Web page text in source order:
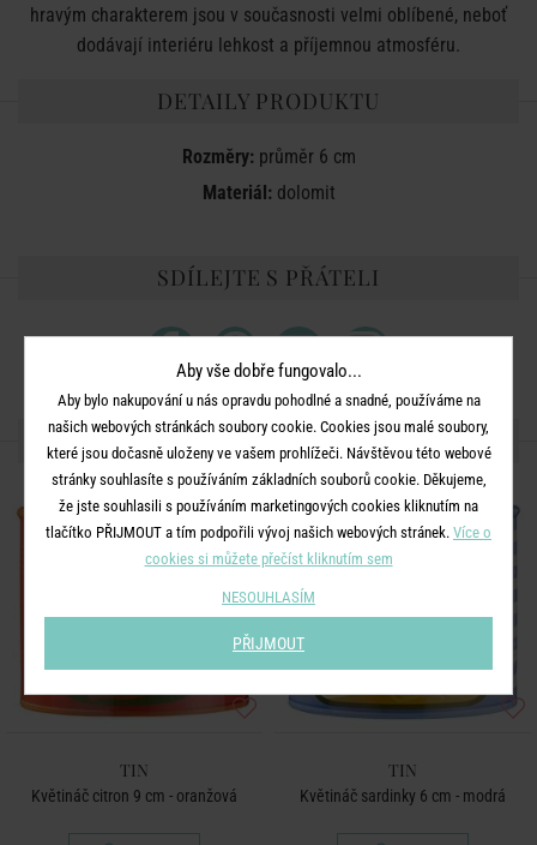
hravým charakterem jsou v současnosti velmi oblíbené, neboť
dodávají interiéru lehkost a příjemnou atmosféru.
DETAILY PRODUKTU
Rozměry:průměr 6 cm
Materiál:dolomit
SDÍLEJTE S PŘÁTELI
DALŠÍ PRODUKTY ZE SÉRIE
TIN
Květináč citron 9 cm - oranžová
BESTSELLER
TIN
Květináč sardinky 6 cm - modrá
Aby vše dobře fungovalo...
Aby bylo nakupování u nás opravdu pohodlné a snadné, používáme na
našich webových stránkách soubory cookie. Cookies jsou malé soubory,
které jsou dočasně uloženy ve vašem prohlížeči. Návštěvou této webové
stránky souhlasíte s používáním základních souborů cookie. Děkujeme,
že jste souhlasili s používáním marketingových cookies kliknutím na
tlačítko PŘIJMOUT a tím podpořili vývoj našich webových stránek. Více o
cookies si můžete přečíst kliknutím sem
NESOUHLASÍM
PŘIJMOUT